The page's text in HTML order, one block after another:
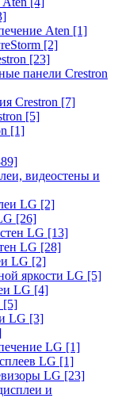
Aten [1]
[2]
[23]
панели Crestron
Crestron [7]
[5]
[1]
видеостены и
LG [2]
[26]
LG [13]
LG [28]
LG [2]
яркости LG [5]
LG [4]
[5]
LG [3]
LG [1]
LG [1]
LG [23]
и